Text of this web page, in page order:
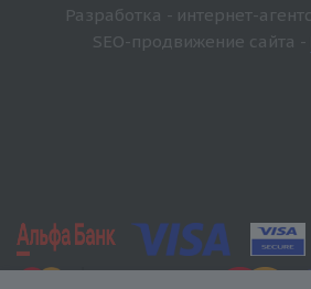
Разработка - интернет-
SEO-продвижение сайта -